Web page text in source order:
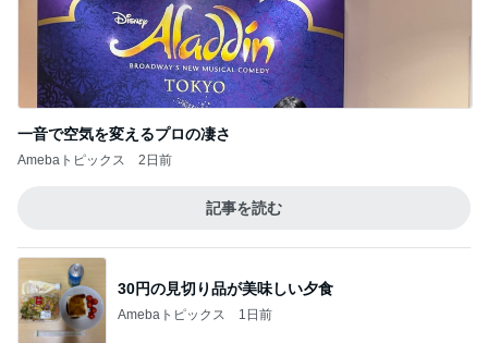
一音で空気を変えるプロの凄さ
Amebaトピックス 2日前
記事を読む
30円の見切り品が美味しい夕食
Amebaトピックス 1日前